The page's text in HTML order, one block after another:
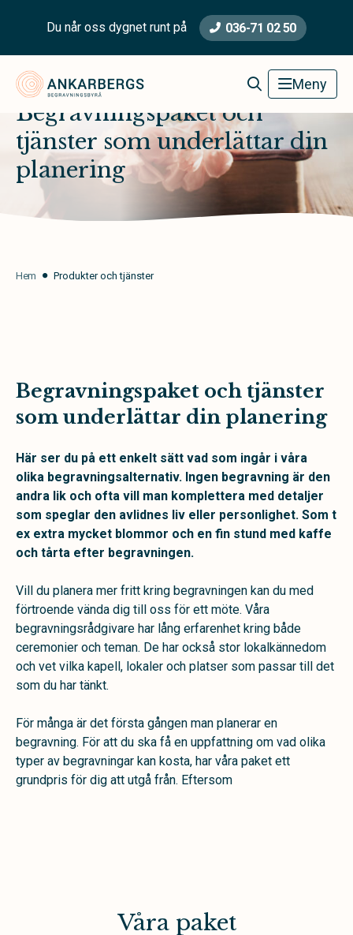
Du når oss dygnet runt på 036-71 02 50
Ankarbergs Begravningsbyrå Meny
Begravningspaket och
tjänster som underlättar din
planering
Hem Produkter och tjänster
Begravningspaket och tjänster
som underlättar din planering
Här ser du på ett enkelt sätt vad som ingår i våra
olika begravningsalternativ. Ingen begravning är den
andra lik och ofta vill man komplettera med detaljer
som speglar den avlidnes liv eller personlighet. Som t
ex extra mycket blommor och en fin stund med kaffe
och tårta efter begravningen.
Vill du planera mer fritt kring begravningen kan du med
förtroende vända dig till oss för ett möte. Våra
begravningsrådgivare har lång erfarenhet kring både
ceremonier och teman. De har också stor lokalkännedom
och vet vilka kapell, lokaler och platser som passar till det
som du har tänkt.
För många är det första gången man planerar en
begravning. För att du ska få en uppfattning om vad olika
typer av begravningar kan kosta, har våra paket ett
grundpris för dig att utgå från. Eftersom
Våra paket